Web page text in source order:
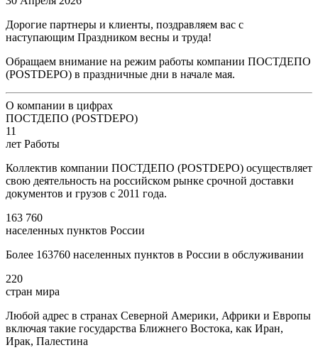
Дорогие партнеры и клиенты, поздравляем вас с
наступающим Праздником весны и труда!
Обращаем внимание на режим работы компании ПОСТДЕПО
(POSTDEPO) в праздничные дни в начале мая.
О компании в цифрах
ПОСТДЕПО (POSTDEPO)
11
лет Работы
Коллектив компании ПОСТДЕПО (POSTDEPO) осуществляет
свою деятельность на российском рынке срочной доставки
документов и грузов с 2011 года.
163 760
населенных пунктов России
Более 163760 населенных пунктов в России в обслуживании
220
стран мира
Любой адрес в странах Северной Америки, Африки и Европы
включая такие государства Ближнего Востока, как Иран,
Ирак, Палестина